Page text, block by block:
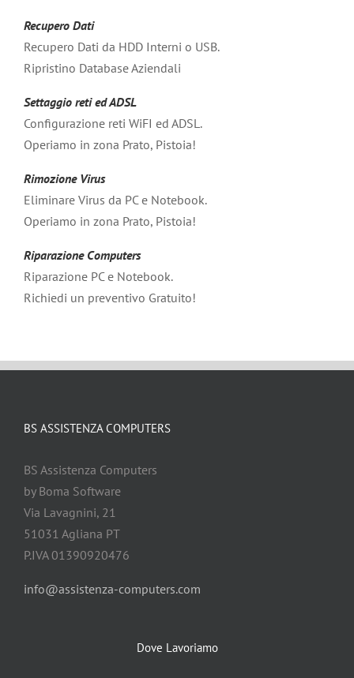
Recupero Dati
Recupero Dati da HDD Interni o USB.
Ripristino Database Aziendali
Settaggio reti ed ADSL
Configurazione reti WiFI ed ADSL.
Operiamo in zona Prato, Pistoia!
Rimozione Virus
Eliminare Virus da PC e Notebook.
Operiamo in zona Prato, Pistoia!
Riparazione Computers
Riparazione PC e Notebook.
Richiedi un preventivo Gratuito!
BS ASSISTENZA COMPUTERS
BS Assistenza Computers
by Boma Software
Via Lavagnini, 21
51031 Agliana PT
P.IVA 01390920476
info@assistenza-computers.com
Dove Lavoriamo